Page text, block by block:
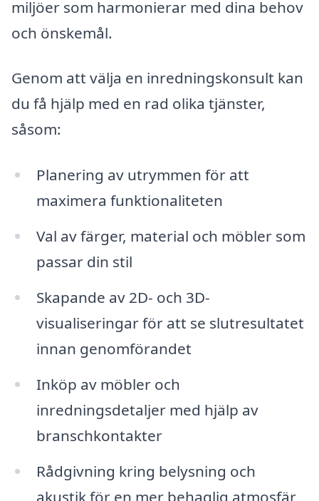
miljöer som harmonierar med dina behov
och önskemål.
Genom att välja en inredningskonsult kan
du få hjälp med en rad olika tjänster,
såsom:
Planering av utrymmen för att
maximera funktionaliteten
Val av färger, material och möbler som
passar din stil
Skapande av 2D- och 3D-
visualiseringar för att se slutresultatet
innan genomförandet
Inköp av möbler och
inredningsdetaljer med hjälp av
branschkontakter
Rådgivning kring belysning och
akustik för en mer behaglig atmosfär